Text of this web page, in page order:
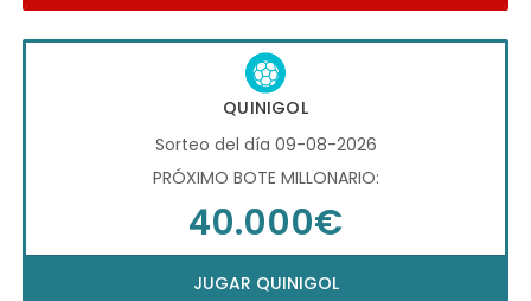
QUINIGOL
Sorteo del día 09-08-2026
PRÓXIMO BOTE MILLONARIO:
40.000€
JUGAR QUINIGOL